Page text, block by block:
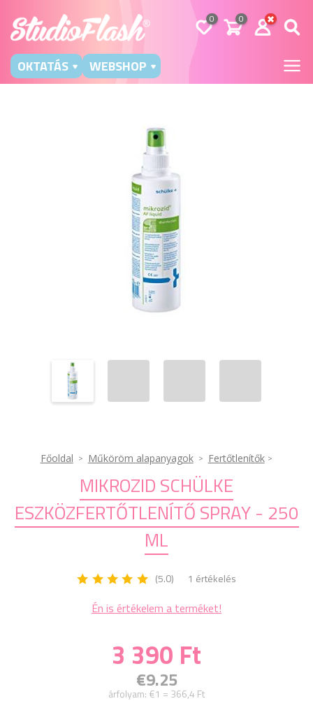
0 0
OKTATÁS WEBSHOP
Főoldal Műköröm alapanyagok Fertőtlenítők
MIKROZID SCHÜLKE
ESZKÖZFERTŐTLENÍTŐ SPRAY - 250
ML
(5.0) 1 értékelés
Én is értékelem a terméket!
3 390 Ft
€9.25
árfolyam: €1 = 366,4 Ft